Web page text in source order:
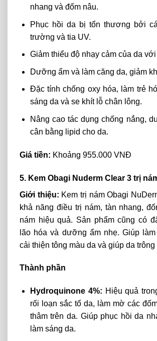
nhang và đốm nâu.
Phục hồi da bị tổn thương bởi
trường và tia UV.
Giảm thiểu độ nhạy cảm của da với
Dưỡng ẩm và làm căng da, giảm
Đặc tính chống oxy hóa, làm trẻ
sáng da và se khít lỗ chân lông.
Nâng cao tác dụng chống nắng,
cân bằng lipid cho da.
Giá tiền: Khoảng 955.000 VNĐ
5. Kem Obagi Nuderm Clear 3 trị
Giới thiệu: Kem trị nám Obagi
khả năng điều trị nám, tàn nhang,
nám hiệu quả. Sản phẩm cũng có
lão hóa và dưỡng ẩm nhẹ. Giúp
cải thiện tông màu da và giúp da
Thành phần
Hydroquinone 4%: Hiệu quả
rối loạn sắc tố da, làm mờ các
thâm trên da. Giúp phục hồi da
làm sáng da.